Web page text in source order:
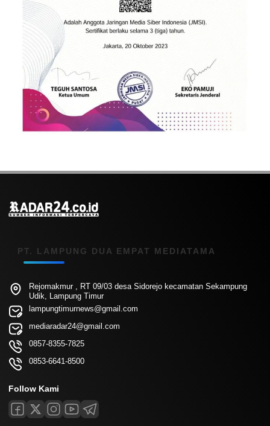
PT. LAMPUNG DUA EMPAT MEDIATAMA
Rejomakmur , RT 09/03 desa Sidorejo kecamatan Sekampung
Udik, Lampung Timur
lampungtimurnews@gmail.com
mediaradar24@gmail.com
0857-8355-7825
0853-6641-8500
Follow Kami